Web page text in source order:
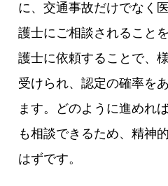
に、交通事故だけでなく
護士にご相談されること
護士に依頼することで、
受けられ、認定の確率を
ます。どのように進めれ
も相談できるため、精神
はずです。